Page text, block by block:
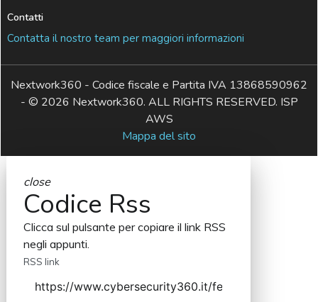
Contatti
Contatta il nostro team per maggiori informazioni
Nextwork360 - Codice fiscale e Partita IVA 13868590962
- © 2026 Nextwork360. ALL RIGHTS RESERVED. ISP
AWS
Mappa del sito
close
Codice Rss
Clicca sul pulsante per copiare il link RSS
negli appunti.
RSS link